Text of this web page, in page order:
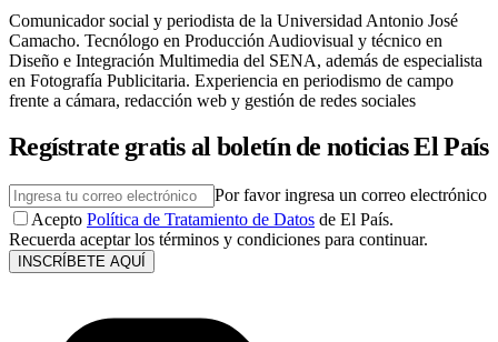
Comunicador social y periodista de la Universidad Antonio José
Camacho. Tecnólogo en Producción Audiovisual y técnico en
Diseño e Integración Multimedia del SENA, además de especialista
en Fotografía Publicitaria. Experiencia en periodismo de campo
frente a cámara, redacción web y gestión de redes sociales
Regístrate gratis al boletín de noticias El País
Por favor ingresa un correo electrónico
Acepto Política de Tratamiento de Datos de El País.
Recuerda aceptar los términos y condiciones para continuar.
INSCRÍBETE AQUÍ